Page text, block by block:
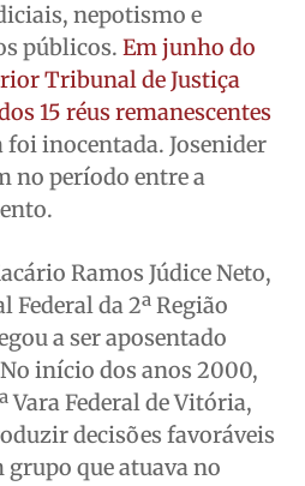
nepotismo e
públicos. Em junho do
Tribunal de Justiça
15 réus remanescentes
foi inocentada. Josenider
no período entre a
Ramos Júdice Neto,
da 2ª Região
a ser aposentado
início dos anos 2000,
Vara Federal de Vitória,
decisões favoráveis
grupo que atuava no